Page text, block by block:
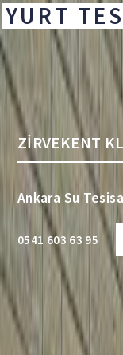
YURT
ZİRVEKENT
Ankara Su
0541 603 63 95